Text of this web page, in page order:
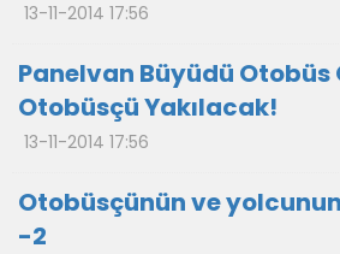
13-11-2014 17:56
Panelvan Büyüdü Otobüs
Otobüsçü Yakılacak!
13-11-2014 17:56
Otobüsçünün ve
-2